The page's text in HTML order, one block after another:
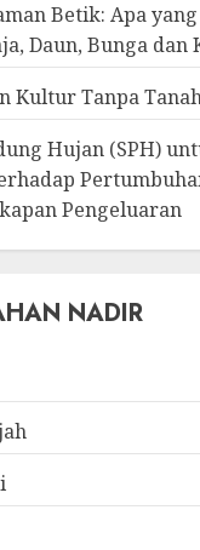
Betik: Apa
Daun, Bunga dan
Kultur Tanpa
Hujan (SPH)
Pengeluaran
NADIR